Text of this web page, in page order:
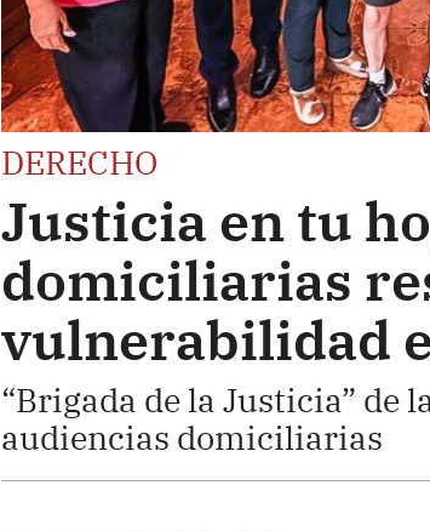
DERECHO
Justicia en tu
domiciliarias
vulnerabilidad
“Brigada de la Justicia” de
audiencias domiciliarias